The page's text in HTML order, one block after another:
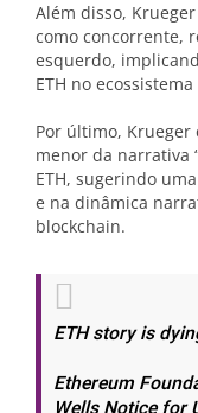
Além disso,
como concorrente,
esquerdo,
ETH no
Por último, Krueger
menor da narrativa
ETH, sugerindo
e na dinâmica
blockchain.
ETH story is
Ethereum